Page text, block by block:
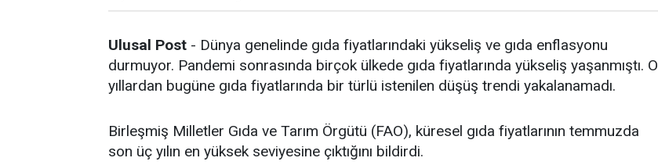
Ulusal Post - Dünya genelinde gıda fiyatlarındaki yükseliş ve gıda enflasyonu
durmuyor. Pandemi sonrasında birçok ülkede gıda fiyatlarında yükseliş yaşanmıştı. O
yıllardan bugüne gıda fiyatlarında bir türlü istenilen düşüş trendi yakalanamadı.
Birleşmiş Milletler Gıda ve Tarım Örgütü (FAO), küresel gıda fiyatlarının temmuzda
son üç yılın en yüksek seviyesine çıktığını bildirdi.